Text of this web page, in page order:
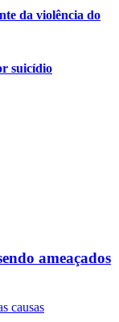
da violência do
suicídio
ameaçados
causas